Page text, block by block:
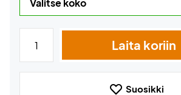
Laita koriin
Suosikki